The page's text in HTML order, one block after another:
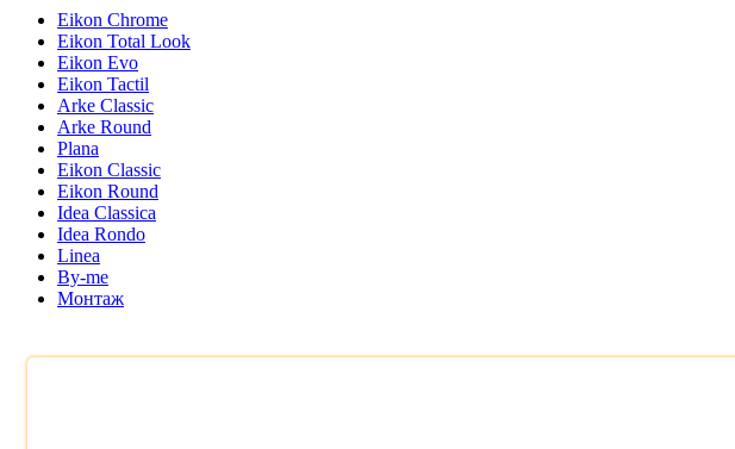
Eikon Chrome
Eikon Total Look
Eikon Evo
Eikon Tactil
Arke Classic
Arke Round
Plana
Eikon Classic
Eikon Round
Idea Classica
Idea Rondo
Linea
By-me
Монтаж